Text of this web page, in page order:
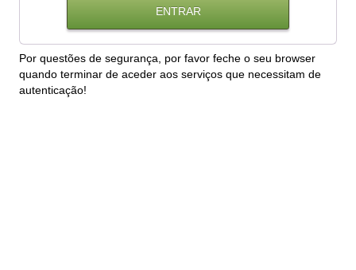
Por questões de segurança, por favor feche o seu browser
quando terminar de aceder aos serviços que necessitam de
autenticação!